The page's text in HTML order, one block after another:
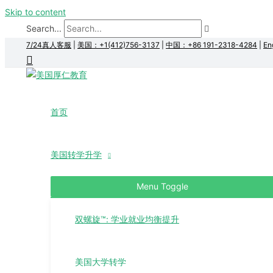
Skip to content
Search...
7/24真人客服 美国：+1(412)756-3137 中国：+86 191-2318-4284
首页
美国转学升学
Menu Toggle
双螺旋™: 学业就业均衡提升
美国大学转学